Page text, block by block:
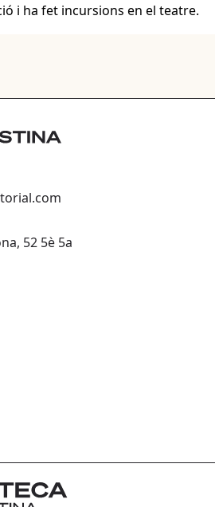
i ha fet incursions en el teatre.
52 5è 5a